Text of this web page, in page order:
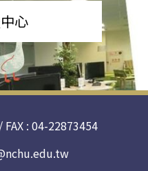
心
: 04-22873454